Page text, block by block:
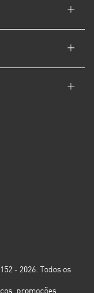
- 2026. Todos os
promoções,